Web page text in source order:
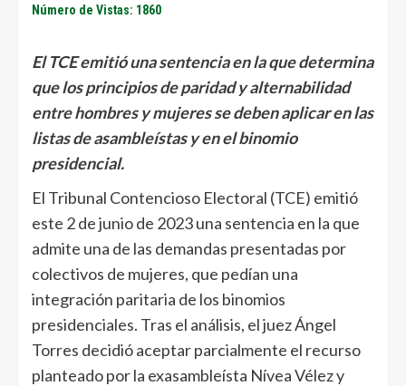
Número de Vistas: 1860
El TCE emitió una sentencia en la que determina
que los principios de paridad y alternabilidad
entre hombres y mujeres se deben aplicar en las
listas de asambleístas y en el binomio
presidencial.
El Tribunal Contencioso Electoral (TCE) emitió
este 2 de junio de 2023 una sentencia en la que
admite una de las demandas presentadas por
colectivos de mujeres, que pedían una
integración paritaria de los binomios
presidenciales. Tras el análisis, el juez Ángel
Torres decidió aceptar parcialmente el recurso
planteado por la exasambleísta Nívea Vélez y